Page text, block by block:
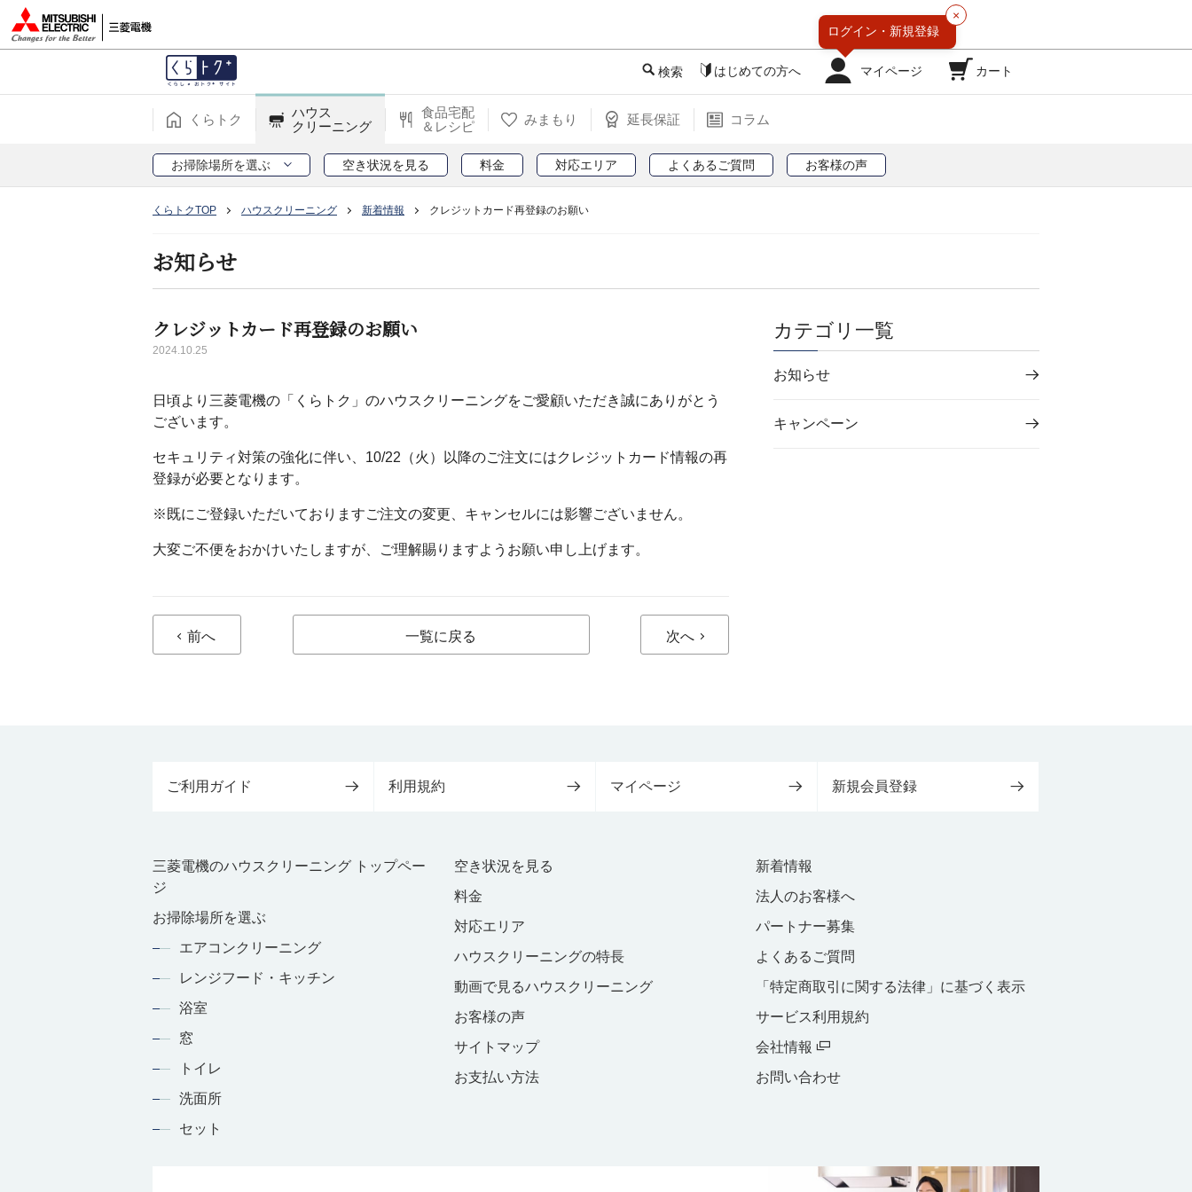
検索 はじめての方へ マイページ
×
ログイン・ 新規登録
カート
くらトク
ハウス
クリーニング
食品宅配
＆レシピ
みまもり 延長保証 コラム
お掃除場所を選ぶ 空き状況を見る 料金 対応エリア よくあるご質問 お客様の声
くらトクTOP ハウスクリーニング 新着情報 クレジットカード再登録のお願い
お知らせ
クレジットカード再登録のお願い
2024.10.25
日頃より三菱電機の「くらトク」のハウスクリーニングをご愛顧いただき誠にありがとう
ございます。
セキュリティ対策の強化に伴い、10/22（火）以降のご注文にはクレジットカード情報の再
登録が必要となります。
※既にご登録いただいておりますご注文の変更、キャンセルには影響ございません。
大変ご不便をおかけいたしますが、ご理解賜りますようお願い申し上げます。
前へ 一覧に戻る 次へ
カテゴリ一覧
お知らせ
キャンペーン
ご利用ガイド 利用規約 マイページ 新規会員登録
三菱電機のハウスクリーニング トップペー
ジ
お掃除場所を選ぶ
エアコンクリーニング
レンジフード・キッチン
浴室
窓
トイレ
洗面所
セット
空き状況を見る
料金
対応エリア
ハウスクリーニングの特長
動画で見るハウスクリーニング
お客様の声
サイトマップ
お支払い方法
新着情報
法人のお客様へ
パートナー募集
よくあるご質問
「特定商取引に関する法律」に基づく表示
サービス利用規約
会社情報
お問い合わせ